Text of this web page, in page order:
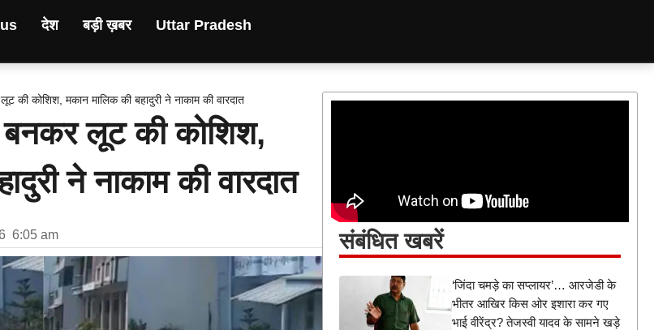
देश बड़ी ख़बर Uttar Pradesh
की कोशिश, मकान मालिक की बहादुरी ने नाकाम की वारदात
बनकर लूट की कोशिश,
ने नाकाम की वारदात
6:05 am संबंधित खबरें
‘जिंदा चमड़े का सप्लायर’… आरजेडी के
भीतर आखिर किस ओर इशारा कर गए
भाई वीरेंद्र? तेजस्वी यादव के सामने खड़े